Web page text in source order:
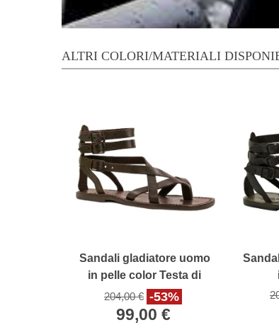
ALTRI COLORI/MATERIALI
Sandali gladiatore uomo
in pelle color Testa di
Moro
204,00 € -53%
99,00 €